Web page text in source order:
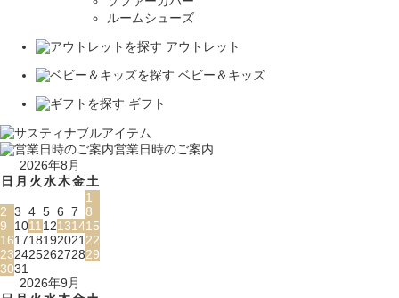
ルームシューズ
アウトレット
ベビー＆キッズ
ギフト
営業日時のご案内
2026年8月
日 月 火水木金土
1
2 3 4 5 6 7 8
9
101112131415
16171819202122
23242526272829
3031
2026年9月